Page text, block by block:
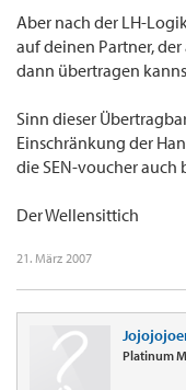
Aber nach der LH-
auf deinen Partner,
dann übertragen
Sinn dieser
Einschränkung der
die SEN-voucher auch
Der Wellensittich
21. März 2007
Platinum